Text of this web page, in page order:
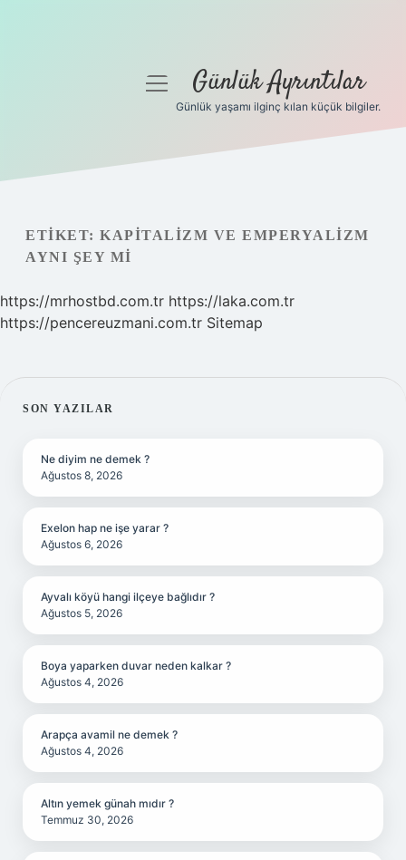
Gizlilik Politikası
Hakkımızda
menüyüGünlük Ayrıntılar
Günlük yaşamı ilginç kılan küçük bilgiler.
ETIKET: KAPITALIZM VE EMPERYALIZM
AYNI ŞEY MI
https://mrhostbd.com.tr https://laka.com.tr
https://pencereuzmani.com.tr Sitemap
SIDEBAR
SON YAZILAR
Ne diyim ne demek ?
Ağustos 8, 2026
Exelon hap ne işe yarar ?
Ağustos 6, 2026
Ayvalı köyü hangi ilçeye bağlıdır ?
Ağustos 5, 2026
Boya yaparken duvar neden kalkar ?
Ağustos 4, 2026
Arapça avamil ne demek ?
Ağustos 4, 2026
Altın yemek günah mıdır ?
Temmuz 30, 2026